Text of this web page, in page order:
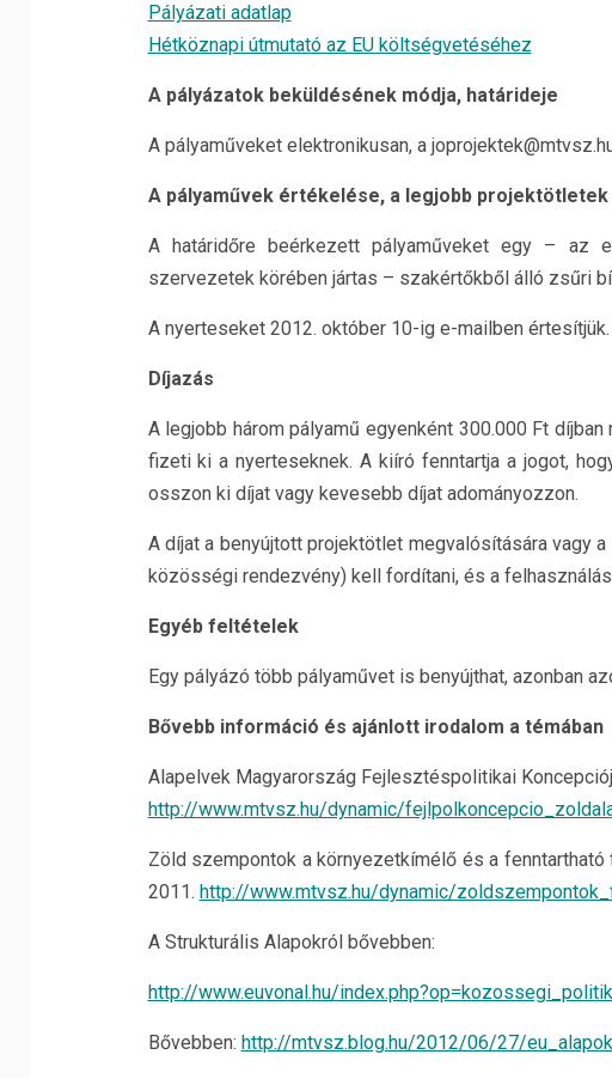
Pályázati adatlap
Hétköznapi útmutató az EU költségvetéséhez
A pályázatok beküldésének módja, határideje
A pályaműveket elektronikusan, a
A pályaművek értékelése, a legjobb projektötletek
A határidőre beérkezett pályaműveket egy – az
szervezetek körében jártas – szakértőkből álló zsűri
A nyerteseket 2012. október 10-ig e-mailben
Díjazás
A legjobb három pályamű egyenként 300.000 Ft
fizeti ki a nyerteseknek. A kiíró fenntartja a jogot,
osszon ki díjat vagy kevesebb díjat adományozzon.
A díjat a benyújtott projektötlet megvalósítására vagy
közösségi rendezvény) kell fordítani, és a
Egyéb feltételek
Egy pályázó több pályaművet is benyújthat, azonban
Bővebb információ és ajánlott irodalom a témában
Alapelvek Magyarország Fejlesztéspolitikai
http://www.mtvsz.hu/dynamic/
Zöld szempontok a környezetkímélő és a
2011. http://www.mtvsz.hu/dynamic/
A Strukturális Alapokról bővebben:
http://www.euvonal.hu/
Bővebben: http://mtvsz.blog.hu/2012/06/27/